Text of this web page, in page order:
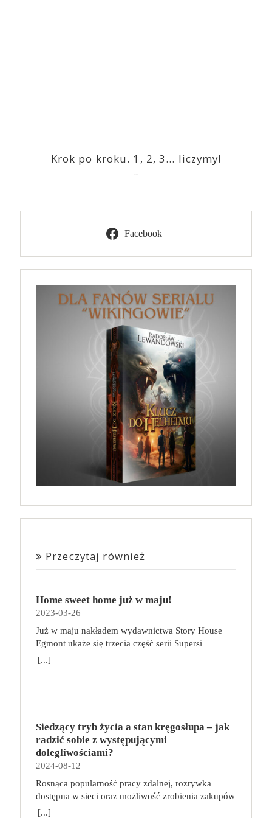
Krok po kroku. 1, 2, 3… liczymy!
Facebook
Przeczytaj również
Home sweet home już w maju!
2023-03-26
Już w maju nakładem wydawnictwa Story House
Egmont ukaże się trzecia część serii Supersi
scenarzysty Frederic Maupome. Ten tom nosi tytuł
przed odkryciem, kim są. W tej serii autorzy
podejmują takie tematy, jak poszukiwanie
tożsamości, rodziny, samotności i odmienności pod
przykrywką opowieści o superbohaterach. W
trzecim tomie rodzeństwo znalazło się w policyjnym
potrzasku. Dzieci są ścigane, dlatego będą musiały
opuścić swój dom i znaleźć nowe schronienie…
[...]
Siedzący tryb życia a stan kręgosłupa – jak
radzić sobie z występującymi
dolegliwościami?
2024-08-12
Rosnąca popularność pracy zdalnej, rozrywka
dostępna w sieci oraz możliwość zrobienia zakupów
online sprawiają, że zmniejsza się nasza aktywność
[...]